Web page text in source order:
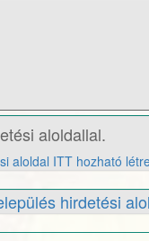
aloldallal.
aloldal ITT hozható
hirdetési